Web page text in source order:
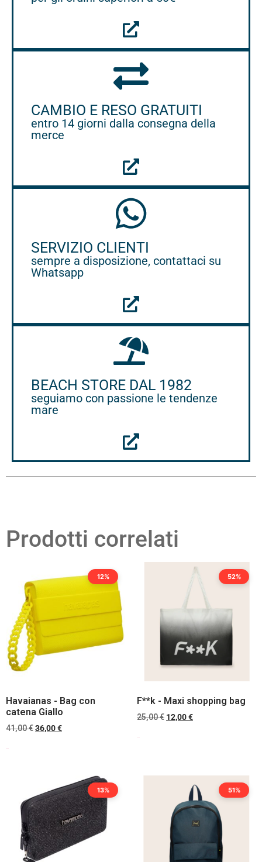
CAMBIO E RESO GRATUITI
entro 14 giorni dalla consegna della
merce
SERVIZIO CLIENTI
sempre a disposizione, contattaci su
Whatsapp
BEACH STORE DAL 1982
seguiamo con passione le tendenze
mare
Prodotti correlati
12%
Havaianas - Bag con
catena Giallo
41,00€36,00€
52%
F**k - Maxi shopping bag
25,00€ 12,00€
13% 51%